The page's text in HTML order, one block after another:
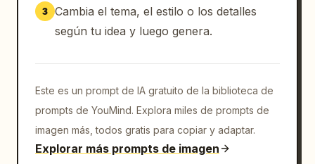
profesional de una página física en un libro
de manga. En la esquina inferior derecha del
póster hay un pequeño "El chino ultra pequeño
comienza con "(Esta es una prueba de tamaño
de fuente ultra pequeño) Wuxi es la ciudad
natal del autor, así que hice este póster, y
muchos años que no voy a casa, realmente
3 Cambia el tema, el estilo o los detalles
según tu idea y luego genera.
Este es un prompt de IA gratuito de la biblioteca de
prompts de YouMind. Explora miles de prompts de
imagen más, todos gratis para copiar y adaptar.
Explorar más prompts de imagen